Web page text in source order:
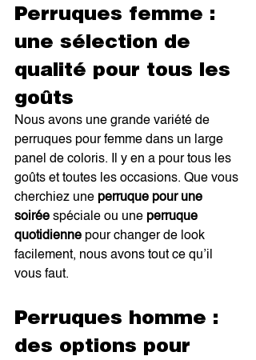
Perruques femme :
une sélection de
qualité pour tous les
goûts
Nous avons une grande variété de
perruques pour femme dans un large
panel de coloris. Il y en a pour tous les
goûts et toutes les occasions. Que vous
cherchiez une perruque pour une
soirée spéciale ou une perruque
quotidienne pour changer de look
facilement, nous avons tout ce qu’il
vous faut.
Perruques homme :
des options pour